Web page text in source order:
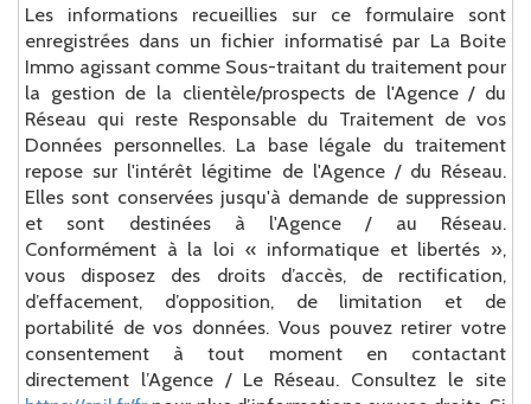
Les informations recueillies sur ce formulaire sont
enregistrées dans un fichier informatisé par La Boite
Immo agissant comme Sous-traitant du traitement pour
la gestion de la clientèle/prospects de l'Agence / du
Réseau qui reste Responsable du Traitement de vos
Données personnelles. La base légale du traitement
repose sur l'intérêt légitime de l'Agence / du Réseau.
Elles sont conservées jusqu'à demande de suppression
et sont destinées à l'Agence / au Réseau.
Conformément à la loi « informatique et libertés »,
vous disposez des droits d’accès, de rectification,
d’effacement, d’opposition, de limitation et de
portabilité de vos données. Vous pouvez retirer votre
consentement à tout moment en contactant
directement l’Agence / Le Réseau. Consultez le site